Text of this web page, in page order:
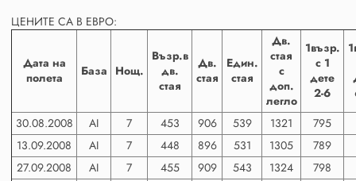
ЦЕНИТЕ СА В ЕВРО:
Дата на
полета
База Нощ.
Възр.в
дв.
стая
Дв.
стая
Един.
стая
Дв.
стая
с
доп.
легло
1възр.
с 1
дете
2-6
30.08.2008
AI 7 453 906 539 1321 795
13.09.2008
AI 7 448 896 531 1305
789
27.09.2008
AI 7 455 909 543 1324 798